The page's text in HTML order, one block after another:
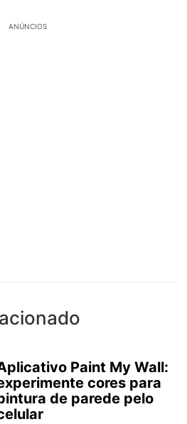
ANÚNCIOS
Paint My Wall:
cores para
de parede pelo